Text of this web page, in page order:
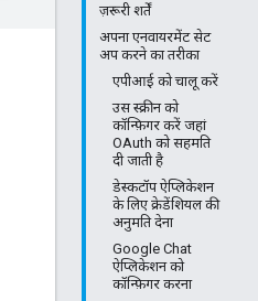
ज़रूरी शर्तें
अपना एनवायरमेंट सेट
अप करने का तरीका
एपीआई को चालू करें
उस स्क्रीन को
कॉन्फ़िगर करें जहां
OAuth को सहमति
दी जाती है
डेस्कटॉप ऐप्लिकेशन
के लिए क्रेडेंशियल की
अनुमति देना
Google Chat
ऐप्लिकेशन को
कॉन्फ़िगर करना